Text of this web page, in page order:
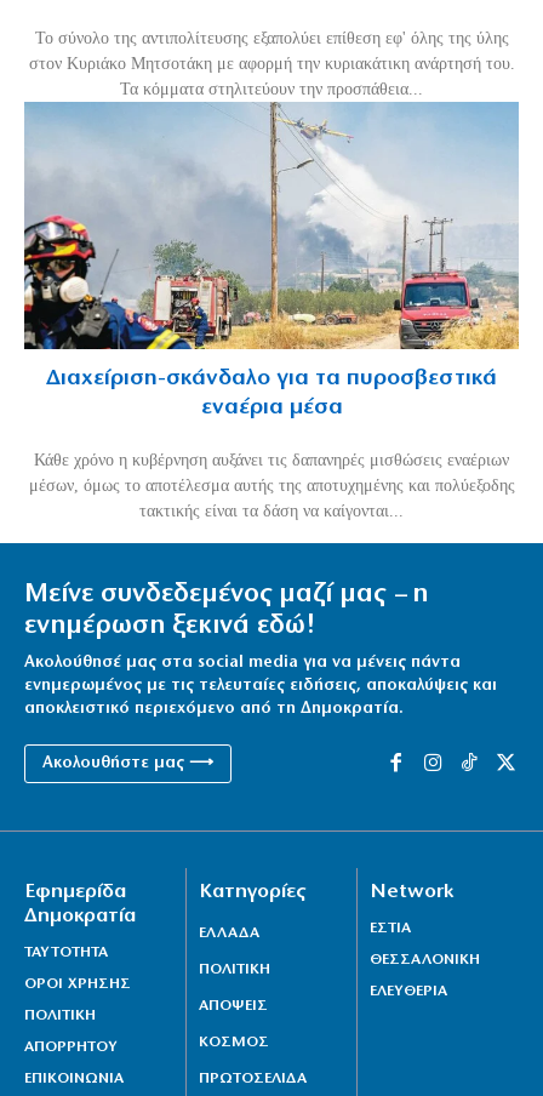
Το σύνολο της αντιπολίτευσης εξαπολύει επίθεση εφ' όλης της ύλης
στον Κυριάκο Μητσοτάκη με αφορμή την κυριακάτικη ανάρτησή του.
Τα κόμματα στηλιτεύουν την προσπάθεια...
Διαχείριση-σκάνδαλο για τα πυροσβεστικά
εναέρια μέσα
Κάθε χρόνο η κυβέρνηση αυξάνει τις δαπανηρές μισθώσεις εναέριων
μέσων, όμως το αποτέλεσμα αυτής της αποτυχημένης και πολύεξοδης
τακτικής είναι τα δάση να καίγονται...
Μείνε συνδεδεμένος μαζί μας – η
ενημέρωση ξεκινά εδώ!
Ακολούθησέ μας στα social media για να μένεις πάντα
ενημερωμένος με τις τελευταίες ειδήσεις, αποκαλύψεις και
αποκλειστικό περιεχόμενο από τη Δημοκρατία.
Ακολουθήστε μας ⟶
Εφημερίδα
Δημοκρατία
ΤΑΥΤΟΤΗΤΑ
ΟΡΟΙ ΧΡΗΣΗΣ
ΠΟΛΙΤΙΚΗ
ΑΠΟΡΡΗΤΟΥ
ΕΠΙΚΟΙΝΩΝΙΑ
Κατηγορίες
ΕΛΛΑΔΑ
ΠΟΛΙΤΙΚΗ
ΑΠΟΨΕΙΣ
ΚΟΣΜΟΣ
ΠΡΩΤΟΣΕΛΙΔΑ
Network
ΕΣΤΙΑ
ΘΕΣΣΑΛΟΝΙΚΗ
ΕΛΕΥΘΕΡΙΑ